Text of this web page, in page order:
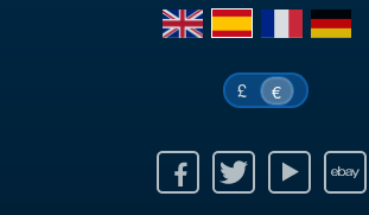
en
es fr de
£ €
Twitter Youtube Ebay